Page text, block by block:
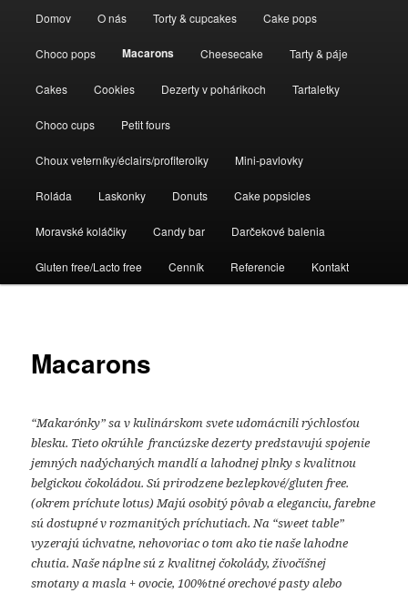
Sweet cakes bakery
Preskočiť na primárny obsah
Preskočiť na sekundárny obsah
Domov O nás Torty & cupcakes Cake pops
Choco pops Macarons Cheesecake Tarty & páje
Cakes Cookies Dezerty v pohárikoch Tartaletky
Choco cups Petit fours
Choux veterníky/éclairs/profiterolky Mini-pavlovky
Roláda Laskonky Donuts Cake popsicles
Moravské koláčiky Candy bar Darčekové balenia
Gluten free/Lacto free Cenník Referencie Kontakt
Macarons
“Makarónky” sa v kulinárskom svete udomácnili rýchlosťou
blesku. Tieto okrúhle francúzske dezerty predstavujú spojenie
jemných nadýchaných mandlí a lahodnej plnky s kvalitnou
belgickou čokoládou. Sú prirodzene bezlepkové/gluten free.
(okrem príchute lotus) Majú osobitý pôvab a eleganciu, farebne
sú dostupné v rozmanitých príchutiach. Na “sweet table”
vyzerajú úchvatne, nehovoriac o tom ako tie naše lahodne
chutia. Naše náplne sú z kvalitnej čokolády, živočíšnej
smotany a masla + ovocie, 100%tné orechové pasty alebo